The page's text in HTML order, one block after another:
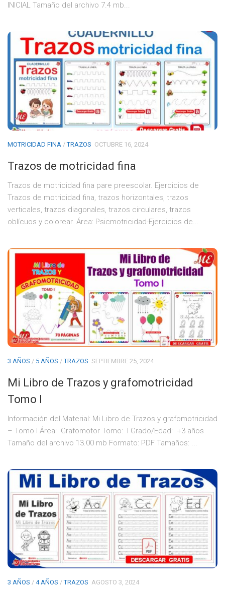
INICIAL Tamaño del archivo 7.4 mb...
MOTRICIDAD FINA /TRAZOS OCTUBRE 16, 2024
Trazos de motricidad fina
Trazos de motricidad fina pare preescolar. Ejercicios de
Trazos de motricidad fina, trazos horizontales, trazos
verticales, trazos diagonales, trazos circulares, trazos
oblícuos y colorear. Área: Psicmotricidad-Ejercicios de...
3 AÑOS / 5 AÑOS /TRAZOS SEPTIEMBRE 25, 2024
Mi Libro de Trazos y grafomotricidad
Tomo I
Información del Material: Mi Libro de Trazos y grafomotricidad
– Tomo I Área: Grafomotor Tomo: I Grado/Edad: +3 años
Tamaño del archivo 13.00 mb Formato: PDF Tamaños: ...
3 AÑOS / 4 AÑOS /TRAZOS AGOSTO 3, 2024